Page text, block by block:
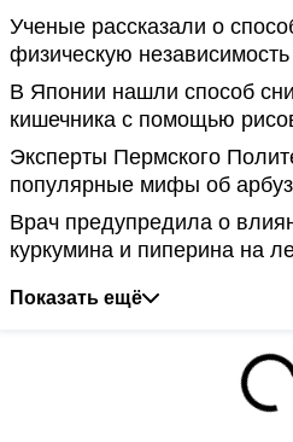
Ученые рассказали о
физическую независимость
В Японии нашли способ
кишечника с помощью
Эксперты Пермского
популярные мифы об
Врач предупредила о
куркумина и пиперина на
Показать ещё